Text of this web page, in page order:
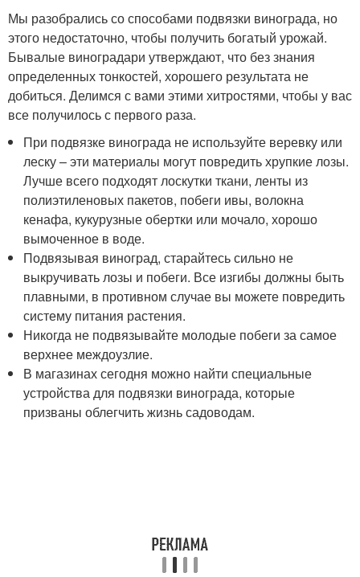
Мы разобрались со способами подвязки винограда, но
этого недостаточно, чтобы получить богатый урожай.
Бывалые виноградари утверждают, что без знания
определенных тонкостей, хорошего результата не
добиться. Делимся с вами этими хитростями, чтобы у вас
все получилось с первого раза.
При подвязке винограда не используйте веревку или
леску – эти материалы могут повредить хрупкие лозы.
Лучше всего подходят лоскутки ткани, ленты из
полиэтиленовых пакетов, побеги ивы, волокна
кенафа, кукурузные обертки или мочало, хорошо
вымоченное в воде.
Подвязывая виноград, старайтесь сильно не
выкручивать лозы и побеги. Все изгибы должны быть
плавными, в противном случае вы можете повредить
систему питания растения.
Никогда не подвязывайте молодые побеги за самое
верхнее междоузлие.
В магазинах сегодня можно найти специальные
устройства для подвязки винограда, которые
призваны облегчить жизнь садоводам.